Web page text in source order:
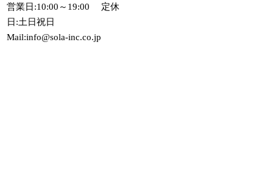
営業日:10:00～19:00 定休
日:土日祝日
Mail:info@sola-inc.co.jp